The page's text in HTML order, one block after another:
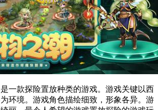
一款探险置放种类的游戏。游戏关键以西
环境。游戏角色描绘细致，形象各异。游